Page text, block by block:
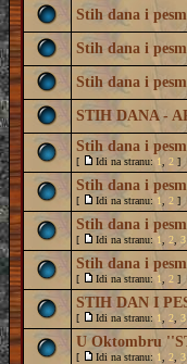
Stih dana i
Stih dana i
Stih dana i
STIH DANA -
Stih dana i
[ Idi na stranu: 1 2 ]
Stih dana i
[ Idi na stranu: 1 2 ]
Stih dana i
[ Idi na stranu: 1 2 3
Stih dana i
[ Idi na stranu: 1 2 ]
STIH DAN I
[ Idi na stranu: 1 2 3
U Oktombru
[ Idi na stranu: 1 2 3